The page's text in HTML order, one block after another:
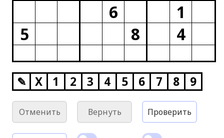
6
1
5
8 4
✎ X 1 2 3 4 5 6 7 8 9
Отменить Вернуть Проверить